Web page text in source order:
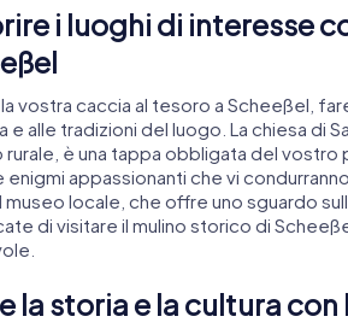
i luoghi di interesse
vostra caccia al tesoro a Scheeßel,
e alle tradizioni del luogo. La chiesa di
è una tappa obbligata del
enigmi appassionanti che vi
locale, che offre uno sguardo
di visitare il mulino storico di
la storia e la cultura